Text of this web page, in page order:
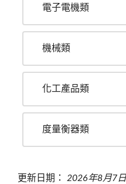
電子電機類
機械類
化工產品類
度量衡器類
更新日期： 2026年8月7日